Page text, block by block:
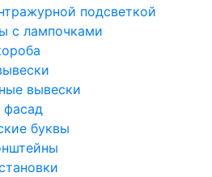
подсветкой
с лампочками
вывески
фасад
буквы